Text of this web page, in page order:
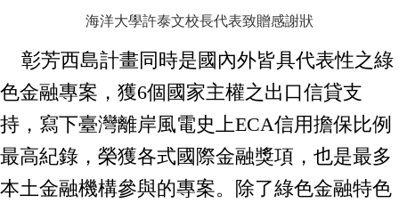
海洋大學許泰文校長代表致贈感謝狀
彰芳西島計畫同時是國內外皆具代表性之綠
色金融專案，獲6個國家主權之出口信貸支
持，寫下臺灣離岸風電史上ECA信用擔保比例
最高紀錄，榮獲各式國際金融獎項，也是最多
本土金融機構參與的專案。除了綠色金融特色